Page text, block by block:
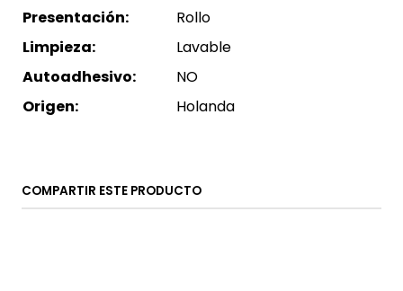
Presentación:
Rollo
Limpieza:
Lavable
Autoadhesivo:
NO
Origen:
Holanda
COMPARTIR ESTE PRODUCTO